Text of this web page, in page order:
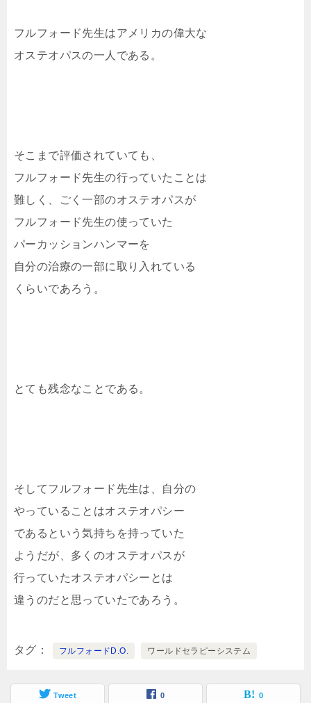
フルフォード先生はアメリカの偉大な
オステオパスの一人である。
そこまで評価されていても、
フルフォード先生の行っていたことは
難しく、ごく一部のオステオパスが
フルフォード先生の使っていた
パーカッションハンマーを
自分の治療の一部に取り入れている
くらいであろう。
とても残念なことである。
そしてフルフォード先生は、自分の
やっていることはオステオパシー
であるという気持ちを持っていた
ようだが、多くのオステオパスが
行っていたオステオパシーとは
違うのだと思っていたであろう。
タグ フルフォードD.O. ワールドセラピーシステム
Tweet 0 0